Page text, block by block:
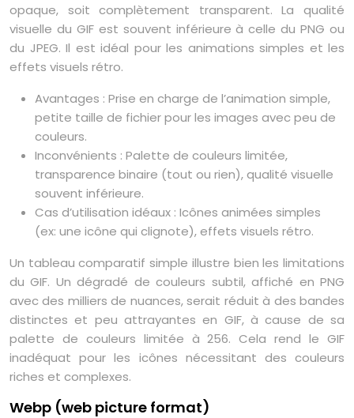
opaque, soit complètement transparent. La qualité
visuelle du GIF est souvent inférieure à celle du PNG ou
du JPEG. Il est idéal pour les animations simples et les
effets visuels rétro.
Avantages : Prise en charge de l’animation simple,
petite taille de fichier pour les images avec peu de
couleurs.
Inconvénients : Palette de couleurs limitée,
transparence binaire (tout ou rien), qualité visuelle
souvent inférieure.
Cas d’utilisation idéaux : Icônes animées simples
(ex: une icône qui clignote), effets visuels rétro.
Un tableau comparatif simple illustre bien les limitations
du GIF. Un dégradé de couleurs subtil, affiché en PNG
avec des milliers de nuances, serait réduit à des bandes
distinctes et peu attrayantes en GIF, à cause de sa
palette de couleurs limitée à 256. Cela rend le GIF
inadéquat pour les icônes nécessitant des couleurs
riches et complexes.
Webp (web picture format)